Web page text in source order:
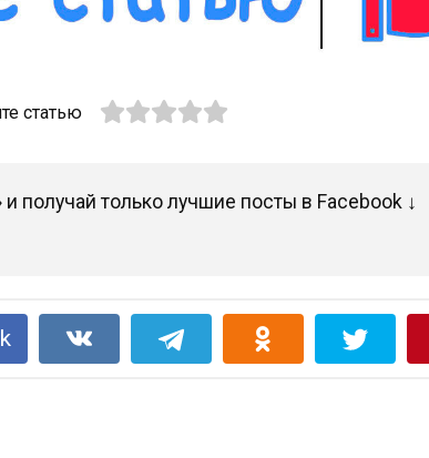
статью
получай только лучшие посты в Facebook ↓